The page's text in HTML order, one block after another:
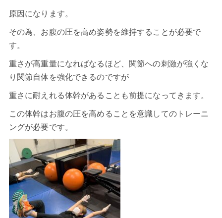
原因になります。
その為、お腹の圧を高め姿勢を維持することが必要で
す。
重さが高重量になればなるほど、関節への刺激が強くな
り関節自体を強化できるのですが
重さに耐えれる体幹があることも前提になってきます。
この体幹はお腹の圧を高めることを意識してのトレーニ
ングが必要です。